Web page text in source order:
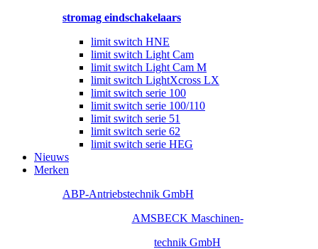
stromag eindschakelaars
limit switch HNE
limit switch Light Cam
limit switch Light Cam M
limit switch LightXcross LX
limit switch serie 100
limit switch serie 100/110
limit switch serie 51
limit switch serie 62
limit switch serie HEG
Nieuws
Merken
ABP-Antriebstechnik GmbH
AMSBECK Maschinen-
technik GmbH